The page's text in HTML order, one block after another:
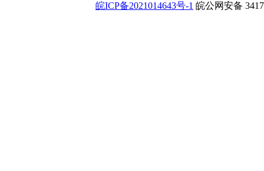
皖ICP备2021014643号-1 皖公网安备